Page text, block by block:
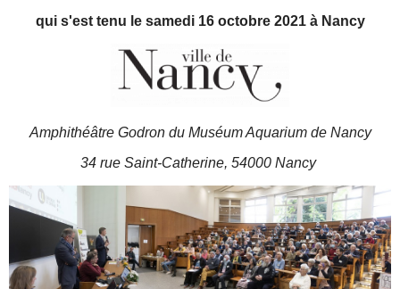
qui s'est tenu le samedi 16 octobre 2021 à Nancy
Amphithéâtre Godron du Muséum Aquarium de Nancy
34 rue Saint‐Catherine, 54000 Nancy